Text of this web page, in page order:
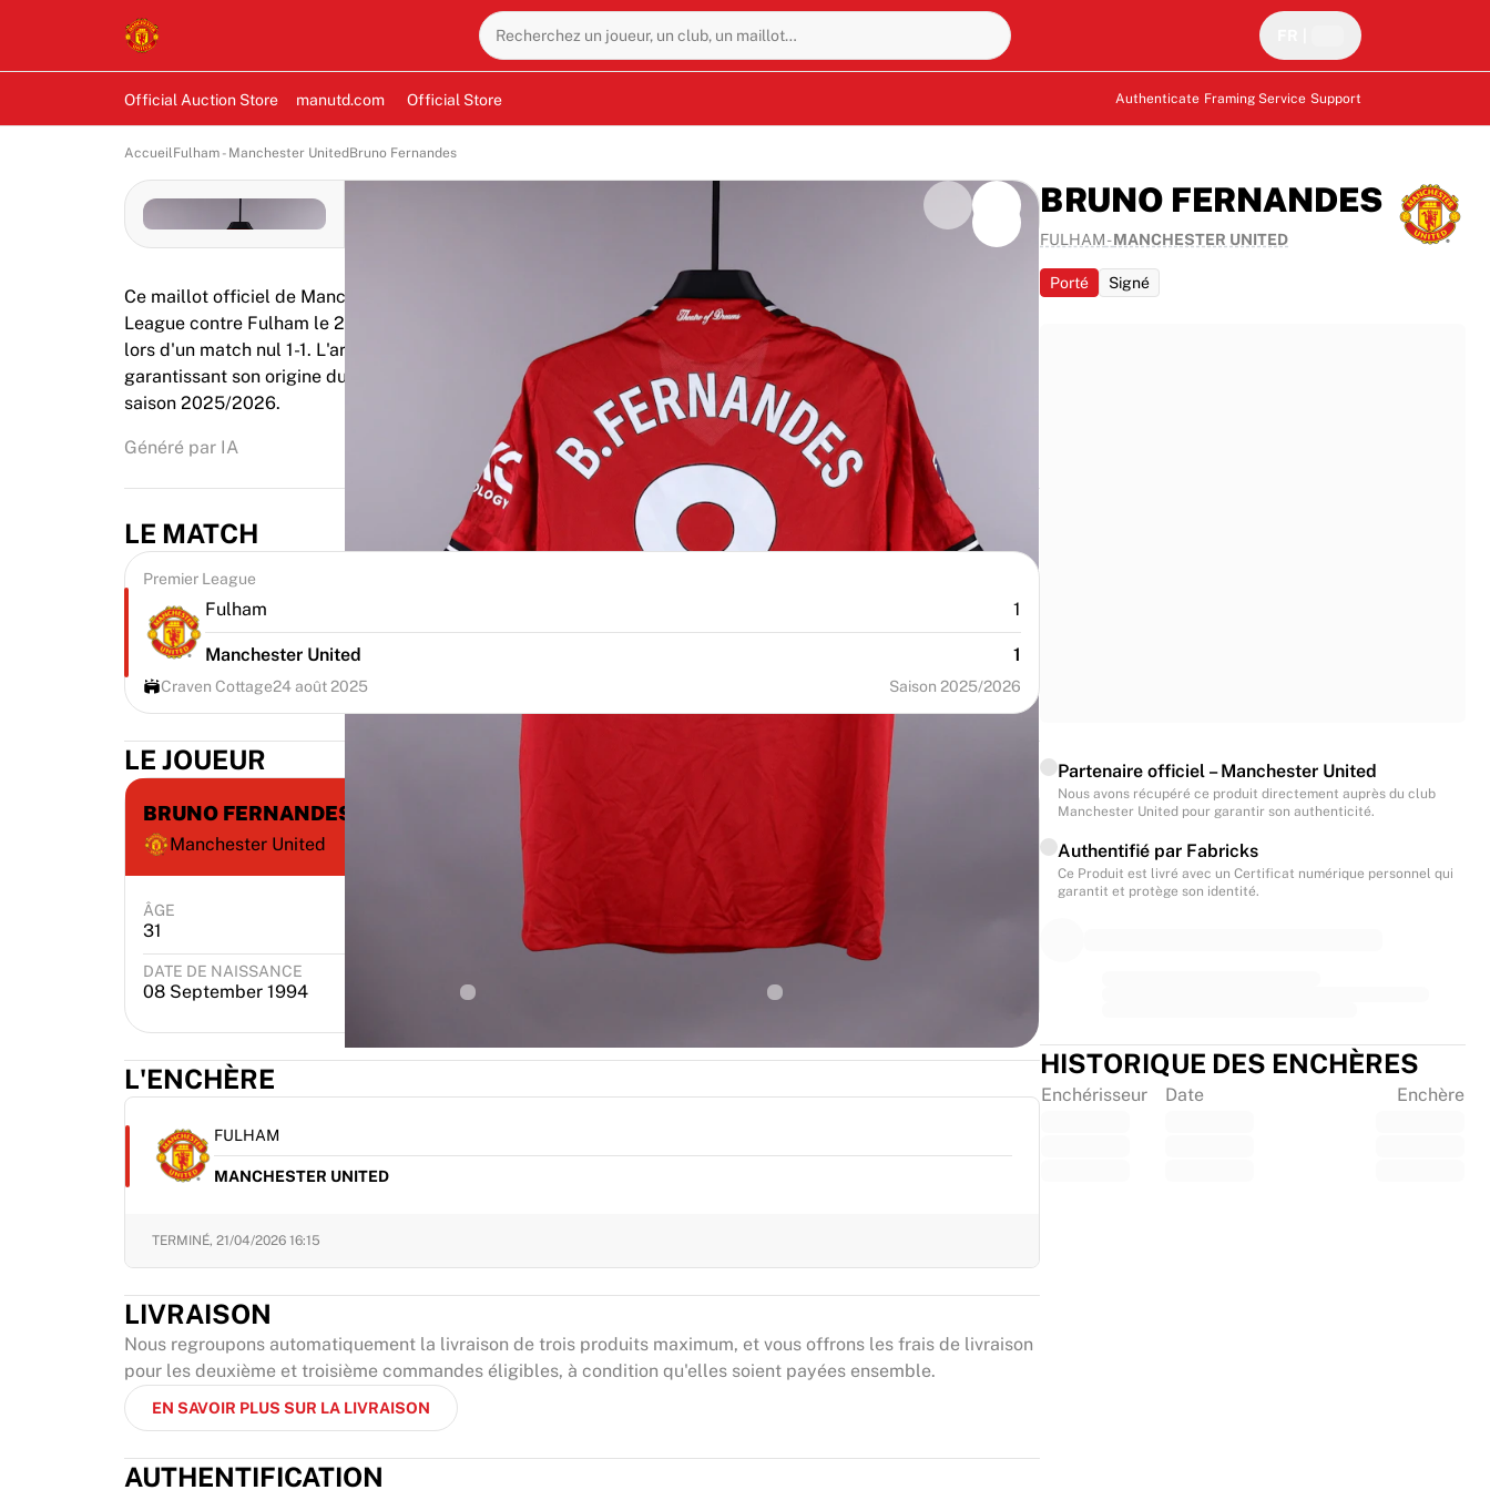
Recherchez un joueur, un club, un maillot…
Official Auction Store manutd.com Official Store Authenticate Framing Service Support
AccueilFulham - Manchester UnitedBruno Fernandes
Ce maillot officiel de Manchester United a été porté par Bruno Fernandes lors de la rencontre de Premier
League contre Fulham le 24 août 2025. Le milieu de terrain portugais arborait ce numéro 8 à Craven Cottage
lors d'un match nul 1-1. L'article est signé par Fernandes et est entièrement authentifié par Fabricks,
garantissant son origine du terrain. Ajoutez une pièce mancunienne à votre collection avec cet objet rare de la
saison 2025/2026.
Généré par IA
LE MATCH
Premier League
Fulham 1
Manchester United 1
Craven Cottage24 août 2025 Saison 2025/2026
LE JOUEUR
BRUNO FERNANDES
Manchester United
ÂGE
31 M
DATE DE NAISSANCE
08 September 1994 Portugal
L'ENCHÈRE
FULHAM
MANCHESTER UNITED
TERMINÉ, 21/04/2026 16:15
LIVRAISON
Nous regroupons automatiquement la livraison de trois produits maximum, et vous offrons les frais de livraison
pour les deuxième et troisième commandes éligibles, à condition qu'elles soient payées ensemble.
EN SAVOIR PLUS SUR LA LIVRAISON
AUTHENTIFICATION
BRUNO FERNANDES
FULHAM-MANCHESTER UNITED
Porté Signé
Partenaire officiel – Manchester United
Nous avons récupéré ce produit directement auprès du club
Manchester United pour garantir son authenticité.
Authentifié par Fabricks
Ce Produit est livré avec un Certificat numérique personnel qui
garantit et protège son identité.
HISTORIQUE DES ENCHÈRES
Enchérisseur Date Enchère